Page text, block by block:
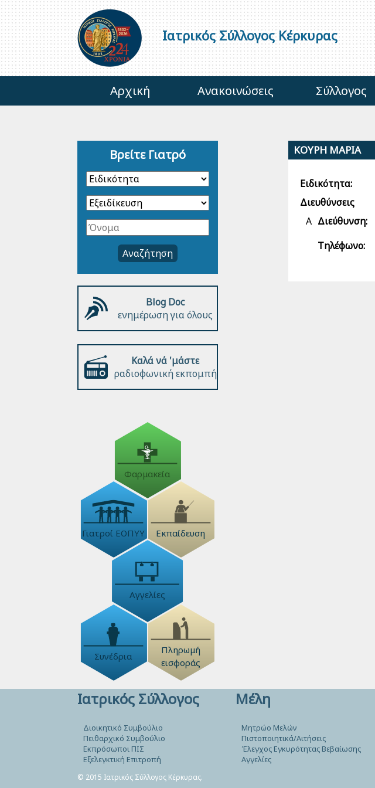
Ιατρικός Σύλλογος Κέρκυρας
Αρχική Ανακοινώσεις Σύλλογος
ΚΟΥΡΗ ΜΑΡΙΑ
Ειδικότητα:
Διευθύνσεις
Α Διεύθυνση:
Τηλέφωνο:
Βρείτε Γιατρό
Αναζήτηση
Blog Doc
ενημέρωση για όλους
Καλά νά 'μάστε
ραδιοφωνική εκπομπή
Φαρμακεία
Γιατροί ΕΟΠΥΥ Εκπαίδευση
Αγγελίες
Συνέδρια
Πληρωμή
εισφοράς
Ιατρικός Σύλλογος
Διοικητικό Συμβούλιο
Πειθαρχικό Συμβούλιο
Εκπρόσωποι ΠΙΣ
Εξελεγκτική Επιτροπή
Μέλη
Μητρώο Μελών
Πιστοποιητικά/Αιτήσεις
Έλεγχος Εγκυρότητας Βεβαίωσης
Αγγελίες
© 2015 Ιατρικός Σύλλογος Κέρκυρας.